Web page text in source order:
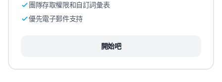
團隊存取權限和自訂詞彙表
優先電子郵件支持
開始吧